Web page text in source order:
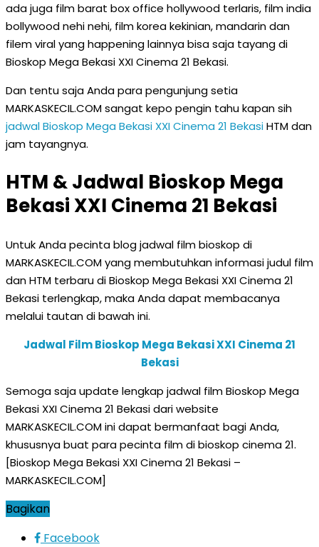
ada juga film barat box office hollywood terlaris, film india
bollywood nehi nehi, film korea kekinian, mandarin dan
filem viral yang happening lainnya bisa saja tayang di
Bioskop Mega Bekasi XXI Cinema 21 Bekasi.
Dan tentu saja Anda para pengunjung setia
MARKASKECIL.COM sangat kepo pengin tahu kapan sih
jadwal Bioskop Mega Bekasi XXI Cinema 21 BekasiHTM dan
jam tayangnya.
HTM & Jadwal Bioskop Mega
Bekasi XXI Cinema 21 Bekasi
Untuk Anda pecinta blog jadwal film bioskop di
MARKASKECIL.COM yang membutuhkan informasi judul film
dan HTM terbaru di Bioskop Mega Bekasi XXI Cinema 21
Bekasi terlengkap, maka Anda dapat membacanya
melalui tautan di bawah ini.
Jadwal Film Bioskop Mega Bekasi XXI Cinema 21
Bekasi
Semoga saja update lengkap jadwal film Bioskop Mega
Bekasi XXI Cinema 21 Bekasi dari website
MARKASKECIL.COM ini dapat bermanfaat bagi Anda,
khususnya buat para pecinta film di bioskop cinema 21.
[Bioskop Mega Bekasi XXI Cinema 21 Bekasi –
MARKASKECIL.COM]
Bagikan
Facebook